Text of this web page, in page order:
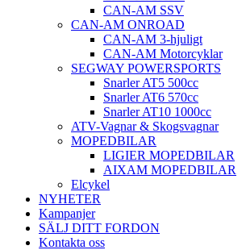
CAN-AM SSV
CAN-AM ONROAD
CAN-AM 3-hjuligt
CAN-AM Motorcyklar
SEGWAY POWERSPORTS
Snarler AT5 500cc
Snarler AT6 570cc
Snarler AT10 1000cc
ATV-Vagnar & Skogsvagnar
MOPEDBILAR
LIGIER MOPEDBILAR
AIXAM MOPEDBILAR
Elcykel
NYHETER
Kampanjer
SÄLJ DITT FORDON
Kontakta oss